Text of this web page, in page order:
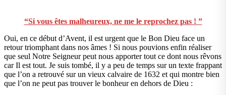
“Si vous êtes malheureux, ne me le reprochez pas ! ”
Oui, en ce début d’Avent, il est urgent que le Bon Dieu face un
retour triomphant dans nos âmes ! Si nous pouvions enfin réaliser
que seul Notre Seigneur peut nous apporter tout ce dont nous rêvons
car Il est tout. Je suis tombé, il y a peu de temps sur un texte frappant
que l’on a retrouvé sur un vieux calvaire de 1632 et qui montre bien
que l’on ne peut pas trouver le bonheur en dehors de Dieu :